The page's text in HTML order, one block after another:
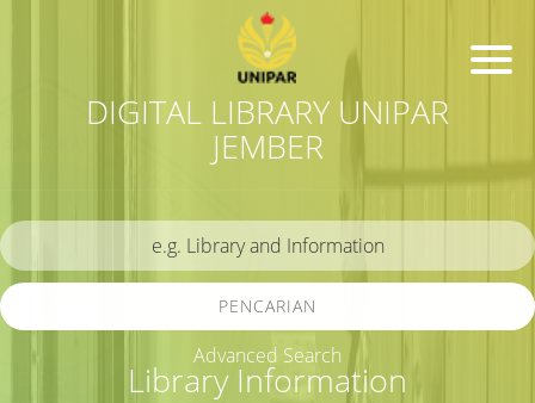
DIGITAL LIBRARY UNIPAR
JEMBER
Library Information
PENCARIAN
Advanced Search